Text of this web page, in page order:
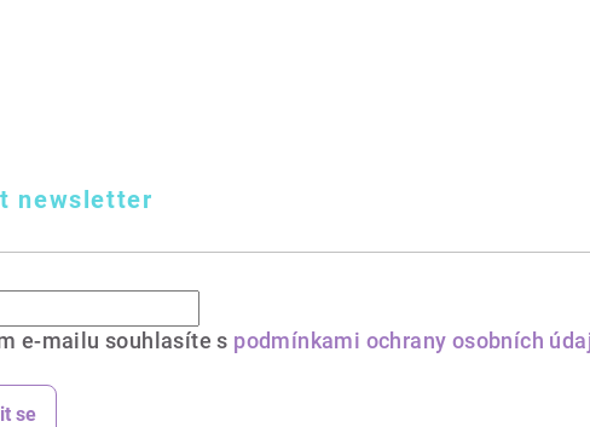
newsletter
e-mailu souhlasíte s podmínkami ochrany osobních
se